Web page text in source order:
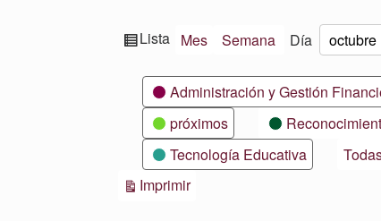
Ver
Lista Mes Semana Día Mes
Día
Año
CategoríasAdministración y Gestión
próximos
Tecnología Educativa
ImprimirVistas